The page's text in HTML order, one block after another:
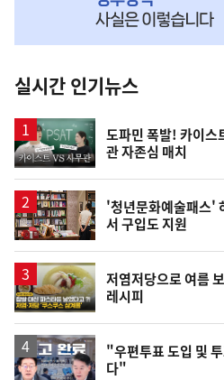
뉴
스
실시간 인기뉴스
영
상
도파민 폭발! 카이스
관 자존심 매치
'청년문화예술패스'
서 구입도 지원
영
상
저염저당으로 여름
레시피
영
상
"우편투표 도입 및
다"